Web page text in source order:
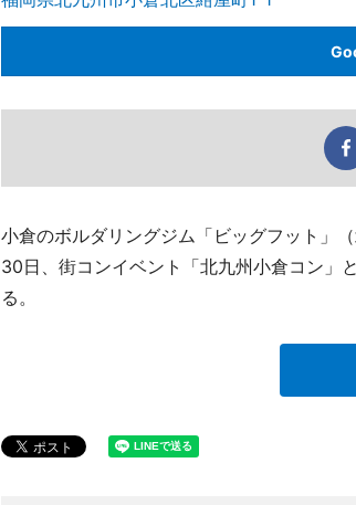
小倉のボルダリングジム「ビッグフット」
30日、街コンイベント「北九州小倉コン」
る。